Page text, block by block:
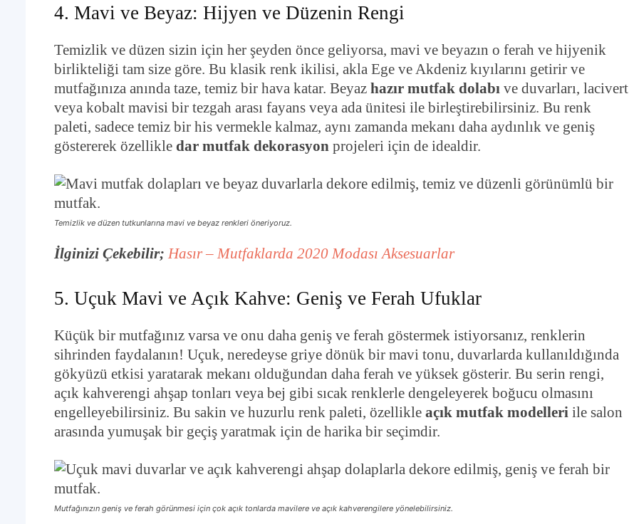
4. Mavi ve Beyaz: Hijyen ve Düzenin Rengi
Temizlik ve düzen sizin için her şeyden önce geliyorsa, mavi ve beyazın o ferah ve hijyenik
birlikteliği tam size göre. Bu klasik renk ikilisi, akla Ege ve Akdeniz kıyılarını getirir ve
mutfağınıza anında taze, temiz bir hava katar. Beyaz hazır mutfak dolabı ve duvarları, lacivert
veya kobalt mavisi bir tezgah arası fayans veya ada ünitesi ile birleştirebilirsiniz. Bu renk
paleti, sadece temiz bir his vermekle kalmaz, aynı zamanda mekanı daha aydınlık ve geniş
göstererek özellikle dar mutfak dekorasyon projeleri için de idealdir.
Temizlik ve düzen tutkunlarına mavi ve beyaz renkleri öneriyoruz.
İlginizi Çekebilir; Hasır – Mutfaklarda 2020 Modası Aksesuarlar
5. Uçuk Mavi ve Açık Kahve: Geniş ve Ferah Ufuklar
Küçük bir mutfağınız varsa ve onu daha geniş ve ferah göstermek istiyorsanız, renklerin
sihrinden faydalanın! Uçuk, neredeyse griye dönük bir mavi tonu, duvarlarda kullanıldığında
gökyüzü etkisi yaratarak mekanı olduğundan daha ferah ve yüksek gösterir. Bu serin rengi,
açık kahverengi ahşap tonları veya bej gibi sıcak renklerle dengeleyerek boğucu olmasını
engelleyebilirsiniz. Bu sakin ve huzurlu renk paleti, özellikle açık mutfak modelleri ile salon
arasında yumuşak bir geçiş yaratmak için de harika bir seçimdir.
Mutfağınızın geniş ve ferah görünmesi için çok açık tonlarda mavilere ve açık kahverengilere yönelebilirsiniz.